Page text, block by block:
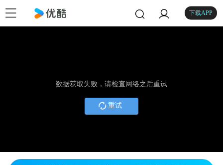
下载APP
数据获取失败，请检查网络之后重试
重试